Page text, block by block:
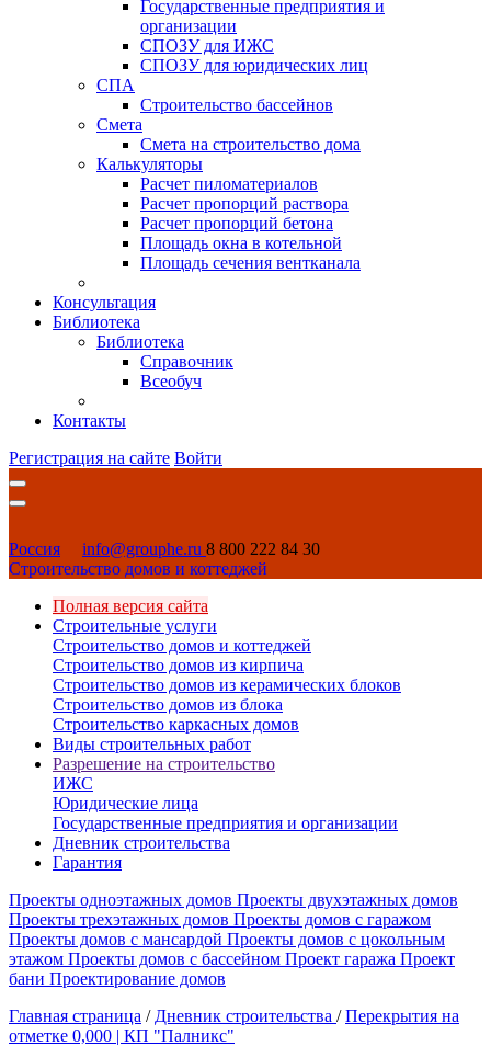
Государственные предприятия и
организации
СПОЗУ для ИЖС
СПОЗУ для юридических лиц
СПА
Строительство бассейнов
Смета
Смета на строительство дома
Калькуляторы
Расчет пиломатериалов
Расчет пропорций раствора
Расчет пропорций бетона
Площадь окна в котельной
Площадь сечения вентканала
Консультация
Библиотека
Библиотека
Справочник
Всеобуч
Контакты
Регистрация на сайте Войти
Россия info@grouphe.ru 8 800 222 84 30
Строительство домов и коттеджей
Полная версия сайта
Строительные услуги
Строительство домов и коттеджей
Строительство домов из кирпича
Строительство домов из керамических блоков
Строительство домов из блока
Строительство каркасных домов
Виды строительных работ
Разрешение на строительство
ИЖС
Юридические лица
Государственные предприятия и организации
Дневник строительства
Гарантия
Проекты одноэтажных домов Проекты двухэтажных домов
Проекты трехэтажных домов Проекты домов с гаражом
Проекты домов с мансардой Проекты домов с цокольным
этажом Проекты домов с бассейном Проект гаража Проект
бани Проектирование домов
Главная страница / Дневник строительства / Перекрытия на
отметке 0,000 | КП "Палникс"